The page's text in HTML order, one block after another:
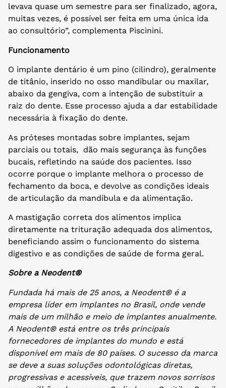
levava quase um semestre para ser finalizado, agora,
muitas vezes, é possível ser feita em uma única ida
ao consultório”, complementa Piscinini.
Funcionamento
O implante dentário é um pino (cilindro), geralmente
de titânio, inserido no osso mandibular ou maxilar,
abaixo da gengiva, com a intenção de substituir a
raiz do dente. Esse processo ajuda a dar estabilidade
necessária à fixação do dente.
As próteses montadas sobre implantes, sejam
parciais ou totais, dão mais segurança às funções
bucais, refletindo na saúde dos pacientes. Isso
ocorre porque o implante melhora o processo de
fechamento da boca, e devolve as condições ideais
de articulação da mandíbula e da alimentação.
A mastigação correta dos alimentos implica
diretamente na trituração adequada dos alimentos,
beneficiando assim o funcionamento do sistema
digestivo e as condições de saúde de forma geral.
Sobre a Neodent®
Fundada há mais de 25 anos, a Neodent® é a
empresa líder em implantes no Brasil, onde vende
mais de um milhão e meio de implantes anualmente.
A Neodent® está entre os três principais
fornecedores de implantes do mundo e está
disponível em mais de 80 países. O sucesso da marca
se deve a suas soluções odontológicas diretas,
progressivas e acessíveis, que trazem novos sorrisos